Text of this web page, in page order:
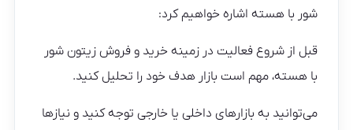
شور با هسته اشاره خواهیم کرد:
قبل از شروع فعالیت در زمینه خرید و فروش زیتون شور
با هسته، مهم است بازار هدف خود را تحلیل کنید.
می‌توانید به بازارهای داخلی یا خارجی توجه کنید و نیازها